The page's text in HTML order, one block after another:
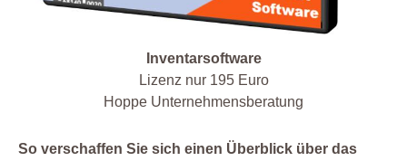
Inventarsoftware
Lizenz nur 195 Euro
Hoppe Unternehmensberatung
So verschaffen Sie sich einen Überblick über das